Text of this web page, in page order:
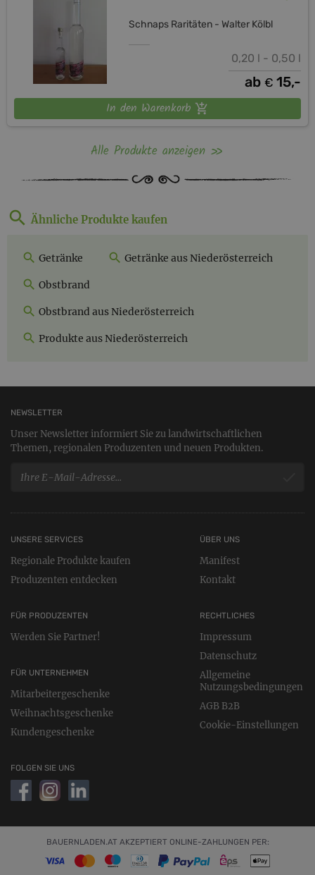
Schnaps Raritäten - Walter Kölbl
0,20 l - 0,50 l
ab € 15,-
In den Warenkorb
Alle Produkte anzeigen
Ähnliche Produkte kaufen
Getränke Getränke aus Niederösterreich
Obstbrand
Obstbrand aus Niederösterreich
Produkte aus Niederösterreich
NEWSLETTER
Unser Newsletter informiert Sie zu landwirtschaftlichen
Themen, regionalen Produzenten und neuen Produkten.
UNSERE SERVICES
Regionale Produkte kaufen
Produzenten entdecken
FÜR PRODUZENTEN
Werden Sie Partner!
FÜR UNTERNEHMEN
Mitarbeitergeschenke
Weihnachtsgeschenke
Kundengeschenke
RECHTLICHES
Impressum
Datenschutz
Allgemeine
Nutzungsbedingungen
AGB B2B
Cookie-Einstellungen
ÜBER UNS
Manifest
Kontakt
FOLGEN SIE UNS
BAUERNLADEN.AT AKZEPTIERT ONLINE-ZAHLUNGEN PER: